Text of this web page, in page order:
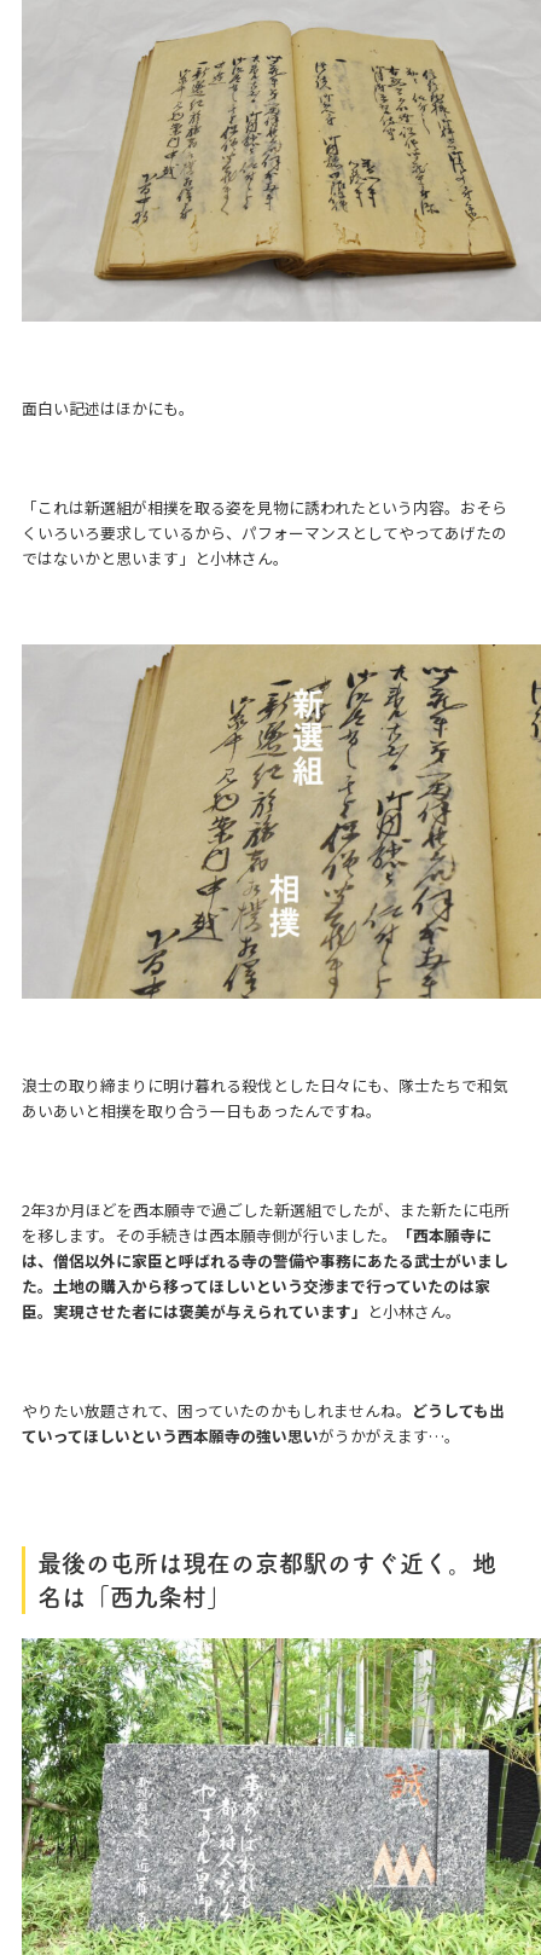
面白い記述はほかにも。
「これは新選組が相撲を取る姿を見物に誘われたという内容。おそら
くいろいろ要求しているから、パフォーマンスとしてやってあげたの
ではないかと思います」と小林さん。
浪士の取り締まりに明け暮れる殺伐とした日々にも、隊士たちで和気
あいあいと相撲を取り合う一日もあったんですね。
2年3か月ほどを西本願寺で過ごした新選組でしたが、また新たに屯所
を移します。その手続きは西本願寺側が行いました。
「西本願寺に
は、僧侶以外に家臣と呼ばれる寺の警備や事務にあたる武士がいまし
た。土地の購入から移ってほしいという交渉まで行っていたのは家
臣。実現させた者には褒美が与えられています」 と小林さん。
やりたい放題されて、困っていたのかもしれませんね。 どうしても出
ていってほしいという西本願寺の強い思いがうかがえます…。
最後の屯所は現在の京都駅のすぐ近く。地
名は「西九条村」